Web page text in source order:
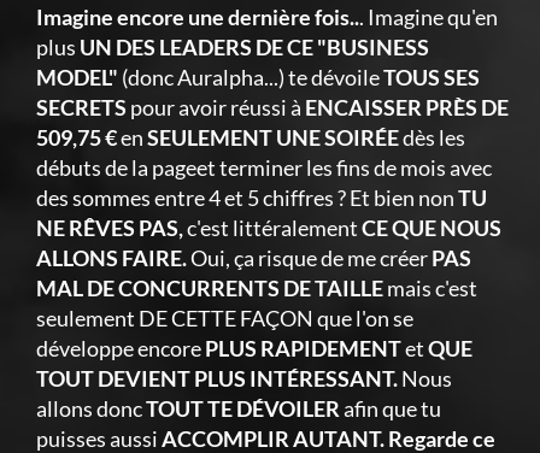
Imagine encore une dernière fois... Imagine qu'en
plus UN DES LEADERS DE CE "BUSINESS
MODEL" (donc Auralpha...) te dévoileTOUS SES
SECRETS pour avoir réussi à ENCAISSER PRÈS DE
509,75 €enSEULEMENT UNE SOIRÉEdès les
débuts de la pageet terminer les fins de mois avec
des sommes entre 4 et 5 chiffres ? Et bien nonTU
NE RÊVES PAS,c'est littéralementCE QUE NOUS
ALLONS FAIRE.Oui, ça risque de me créerPAS
MAL DE CONCURRENTS DE TAILLEmais c'est
seulement DE CETTE FAÇON que l'on se
développe encorePLUS RAPIDEMENTetQUE
TOUT DEVIENT PLUS INTÉRESSANT.Nous
allons doncTOUT TE DÉVOILERafin que tu
puisses aussiACCOMPLIR AUTANT. Regarde ce